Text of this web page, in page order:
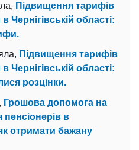
Підвищення тарифів
Чернігівській області:
Підвищення тарифів
Чернігівській області:
розцінки.
Грошова допомога на
в
як отримати бажану